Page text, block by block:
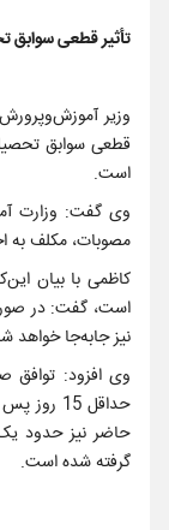
تأثیر قطعی سوابق
وزیر
قطعی سوابق
است.
وی گفت: وزارت
مصوبات، مکلف به
کاظمی با بیان
است، گفت: در صورت
نیز جابه‌جا خواهد
وی افزود: توافق
حداقل
حاضر نیز حدود یک
گرفته شده است.